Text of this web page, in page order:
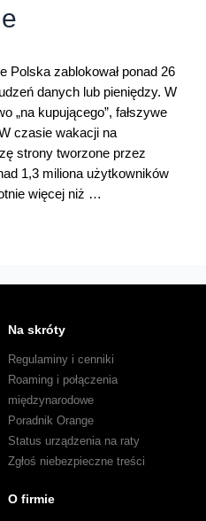
Polska zablokował ponad 26
danych lub pieniędzy. W
„na kupującego”, fałszywe
czasie wakacji na
strony tworzone przez
1,3 miliona użytkowników
więcej niż …
Na skróty
Regulaminy i cenniki
Roaming i połączenia
międzynarodowe
Poradnik Orange
Status urządzenia na raty
Zgłoś niebezpieczne treści
O firmie